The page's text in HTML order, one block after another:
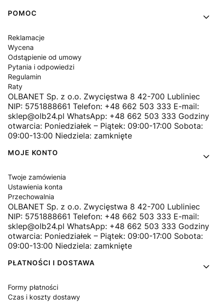
Linki w stopce
POMOC
Reklamacje
Wycena
Odstąpienie od umowy
Pytania i odpowiedzi
Regulamin
Raty
OLBANET Sp. z o.o. Zwycięstwa 8 42-700 Lubliniec
NIP: 5751888661 Telefon: +48 662 503 333 E-mail:
sklep@olb24.pl WhatsApp: +48 662 503 333 Godziny
otwarcia: Poniedziałek – Piątek: 09:00-17:00 Sobota:
09:00-13:00 Niedziela: zamknięte
MOJE KONTO
Twoje zamówienia
Ustawienia konta
Przechowalnia
OLBANET Sp. z o.o. Zwycięstwa 8 42-700 Lubliniec
NIP: 5751888661 Telefon: +48 662 503 333 E-mail:
sklep@olb24.pl WhatsApp: +48 662 503 333 Godziny
otwarcia: Poniedziałek – Piątek: 09:00-17:00 Sobota:
09:00-13:00 Niedziela: zamknięte
PŁATNOŚCI I DOSTAWA
Formy płatności
Czas i koszty dostawy